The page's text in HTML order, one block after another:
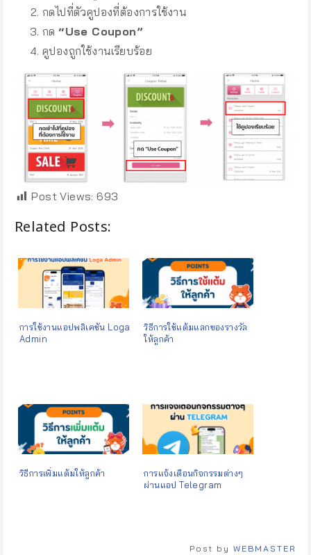
กดไปที่ตัวคูปองที่ต้องการใช้งาน
กด “Use Coupon”
คูปองถูกใช้งานเรียบร้อย
Post Views: 693
Related Posts:
การใช้งานแอปพลิเคชัน Loga
Admin
วิธีการใช้แต้มแลกของรางวัล
ให้ลูกค้า
วิธีการเพิ่มแต้มให้ลูกค้า
การแจ้งเตือนกิจกรรมต่างๆ
ผ่านแอป Telegram
Post by WEBMASTER